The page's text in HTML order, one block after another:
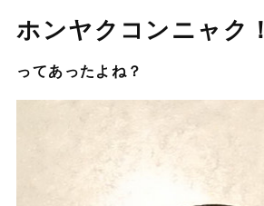
ホンヤクコンニャク！
ってあったよね？